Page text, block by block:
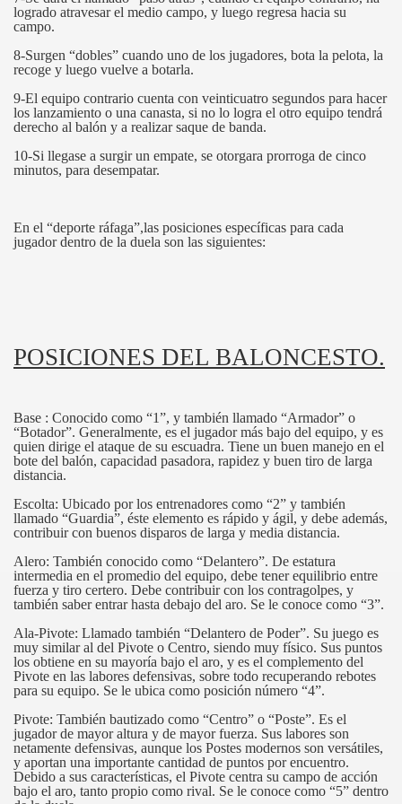
logrado atravesar el medio campo, y luego regresa hacia su
campo.
8-Surgen “dobles” cuando uno de los jugadores, bota la pelota, la
recoge y luego vuelve a botarla.
9-El equipo contrario cuenta con veinticuatro segundos para hacer
los lanzamiento o una canasta, si no lo logra el otro equipo tendrá
derecho al balón y a realizar saque de banda.
10-Si llegase a surgir un empate, se otorgara prorroga de cinco
minutos, para desempatar.
En el “deporte ráfaga”,las posiciones específicas para cada
jugador dentro de la duela son las siguientes:
POSICIONES DEL BALONCESTO.
Base : Conocido como “1”, y también llamado “Armador” o
“Botador”. Generalmente, es el jugador más bajo del equipo, y es
quien dirige el ataque de su escuadra. Tiene un buen manejo en el
bote del balón, capacidad pasadora, rapidez y buen tiro de larga
distancia.
Escolta: Ubicado por los entrenadores como “2” y también
llamado “Guardia”, éste elemento es rápido y ágil, y debe además,
contribuir con buenos disparos de larga y media distancia.
Alero: También conocido como “Delantero”. De estatura
intermedia en el promedio del equipo, debe tener equilibrio entre
fuerza y tiro certero. Debe contribuir con los contragolpes, y
también saber entrar hasta debajo del aro. Se le conoce como “3”.
Ala-Pivote: Llamado también “Delantero de Poder”. Su juego es
muy similar al del Pivote o Centro, siendo muy físico. Sus puntos
los obtiene en su mayoría bajo el aro, y es el complemento del
Pivote en las labores defensivas, sobre todo recuperando rebotes
para su equipo. Se le ubica como posición número “4”.
Pivote: También bautizado como “Centro” o “Poste”. Es el
jugador de mayor altura y de mayor fuerza. Sus labores son
netamente defensivas, aunque los Postes modernos son versátiles,
y aportan una importante cantidad de puntos por encuentro.
Debido a sus características, el Pivote centra su campo de acción
bajo el aro, tanto propio como rival. Se le conoce como “5” dentro